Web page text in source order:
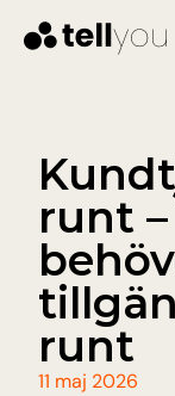
Tjänster
runt
runt
11 maj 2026